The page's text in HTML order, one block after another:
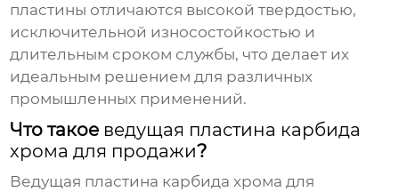
пластины отличаются высокой твердостью,
исключительной износостойкостью и
длительным сроком службы, что делает их
идеальным решением для различных
промышленных применений.
Что такое ведущая пластина карбида
хрома для продажи?
Ведущая пластина карбида хрома для